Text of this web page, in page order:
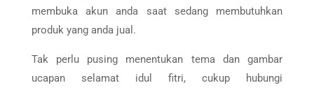
membuka akun anda saat sedang membutuhkan
produk yang anda jual.
Tak perlu pusing menentukan tema dan gambar
ucapan selamat idul fitri, cukup hubungi